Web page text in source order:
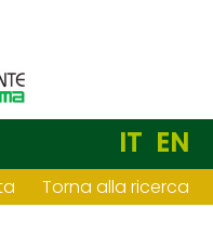
IT EN
Torna alla ricerca